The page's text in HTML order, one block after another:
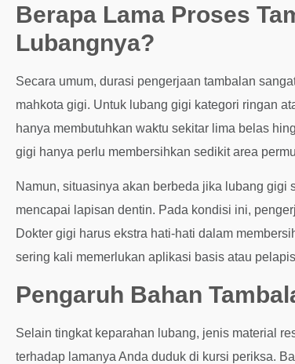
Berapa Lama Proses
Lubangnya?
Secara umum, durasi pengerjaan tambalan
mahkota gigi. Untuk lubang gigi kategori ringan
hanya membutuhkan waktu sekitar lima belas
gigi hanya perlu membersihkan sedikit area
Namun, situasinya akan berbeda jika lubang gigi
mencapai lapisan dentin. Pada kondisi ini,
Dokter gigi harus ekstra hati-hati dalam
sering kali memerlukan aplikasi basis atau
Pengaruh Bahan
Selain tingkat keparahan lubang, jenis material
terhadap lamanya Anda duduk di kursi periksa.